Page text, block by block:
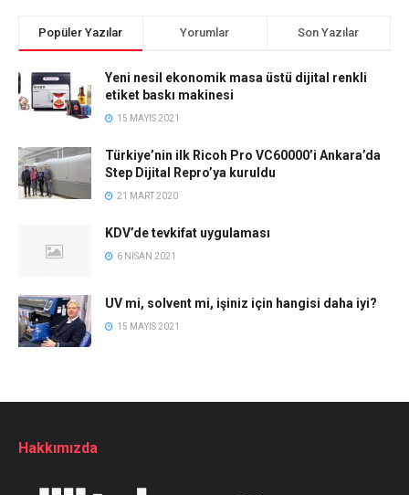
Popüler Yazılar Yorumlar Son Yazılar
Yeni nesil ekonomik masa üstü dijital renkli
etiket baskı makinesi
15 MAYIS 2021
Türkiye’nin ilk Ricoh Pro VC60000’i Ankara’da
Step Dijital Repro’ya kuruldu
21 MART 2020
KDV’de tevkifat uygulaması
6 NISAN 2021
UV mi, solvent mi, işiniz için hangisi daha iyi?
15 MAYIS 2021
Hakkımızda